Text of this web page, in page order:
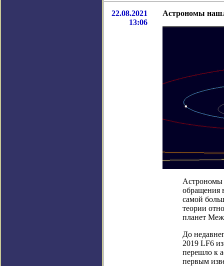
22.08.2021
13:06
Астрономы
Астрономы
обращения
самой
теории
планет
До
2019 LF6
перешло к
первым